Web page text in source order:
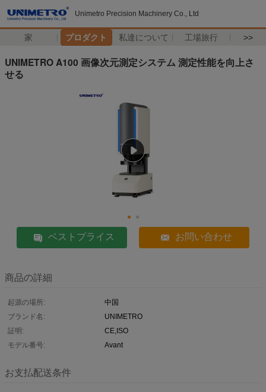
Unimetro Precision Machinery Co., Ltd
家 プロダクト 私達について 工場旅行 >>
UNIMETRO A100 画像次元測定システム 測定性能を向上さ
せる
ベストプライス お問い合わせ
商品の詳細
起源の場所:
中国
ブランド名:
UNIMETRO
証明:
CE,ISO
モデル番号:
Avant
お支払配送条件